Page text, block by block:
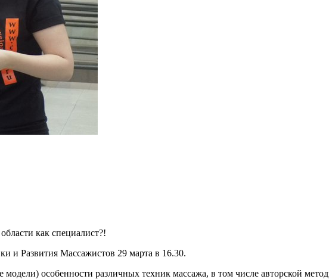
как специалист?!
и Развития Массажистов 29 марта в 16.30.
особенности различных техник массажа, в том числе авторской